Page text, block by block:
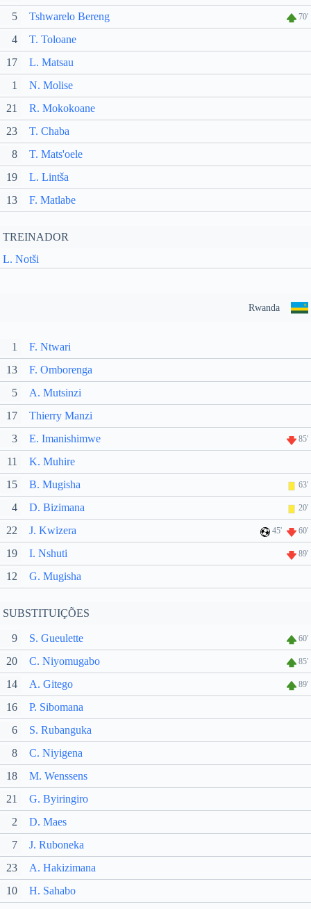
5 Tshwarelo Bereng 70'
4
T. Toloane
17
L. Matsau
1
N. Molise
21
R. Mokokoane
23
T. Chaba
8
T. Mats'oele
19
L. Lintša
13
F. Matlabe
TREINADOR
L. Notši
Rwanda
1
F. Ntwari
13
F. Omborenga
5
A. Mutsinzi
17
Thierry Manzi
3
E. Imanishimwe 85'
11
K. Muhire
15
B. Mugisha 63'
4 D. Bizimana 20'
22 J. Kwizera 45' 60'
19 I. Nshuti 89'
12 G. Mugisha
SUBSTITUIÇÕES
9 S. Gueulette 60'
20 C. Niyomugabo 85'
14 A. Gitego 89'
16
P. Sibomana
6
S. Rubanguka
8
C. Niyigena
18
M. Wenssens
21
G. Byiringiro
2
D. Maes
7
J. Ruboneka
23
A. Hakizimana
10
H. Sahabo